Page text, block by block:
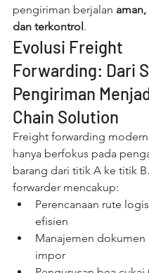
pengiriman berjalan
dan terkontrol.
Evolusi Freight
Forwarding: Dari
Pengiriman
Chain Solution
Freight forwarding
hanya berfokus pada
barang dari titik A ke titik
forwarder mencakup:
Perencanaan rute
efisien
Manajemen dokumen
impor